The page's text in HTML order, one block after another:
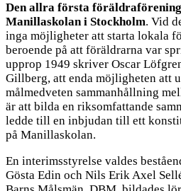
Den allra första
Manillaskolan i Stockholm. Vid
inga möjligheter att starta lokala
beroende på att föräldrarna var
upprop 1949 skriver Oscar
Gillberg, att enda möjligheten att
målmedveten sammanhållning
är att bilda en riksomfattande
ledde till en inbjudan till ett
på Manillaskolan.
En interimsstyrelse valdes
Gösta Edin och Nils Erik Axel